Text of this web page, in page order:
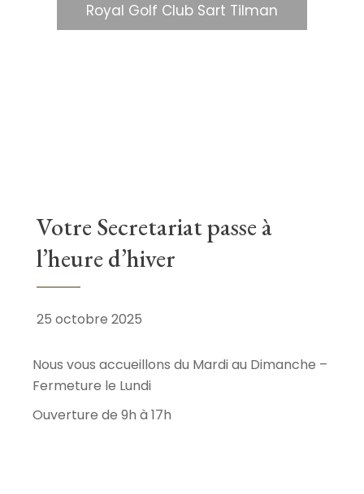
Royal Golf Club Sart Tilman
Votre Secretariat passe à
l’heure d’hiver
25 octobre 2025
Nous vous accueillons du Mardi au Dimanche –
Fermeture le Lundi
Ouverture de 9h à 17h